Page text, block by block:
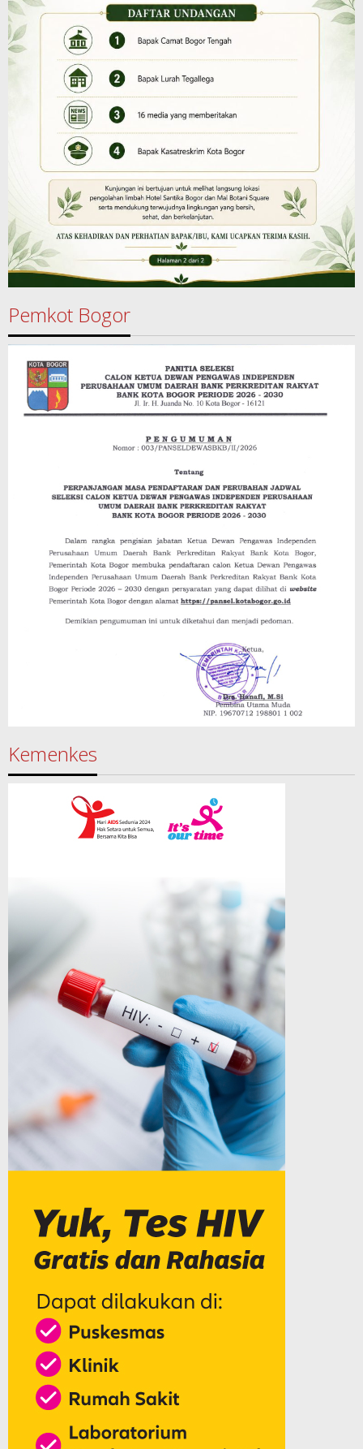
Pemkot Bogor
Kemenkes